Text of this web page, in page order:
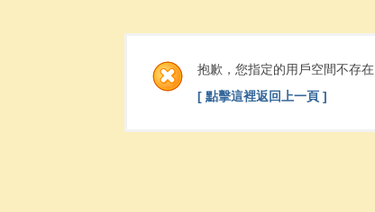
抱歉，您指定的用戶空間不存在
[ 點擊這裡返回上一頁 ]